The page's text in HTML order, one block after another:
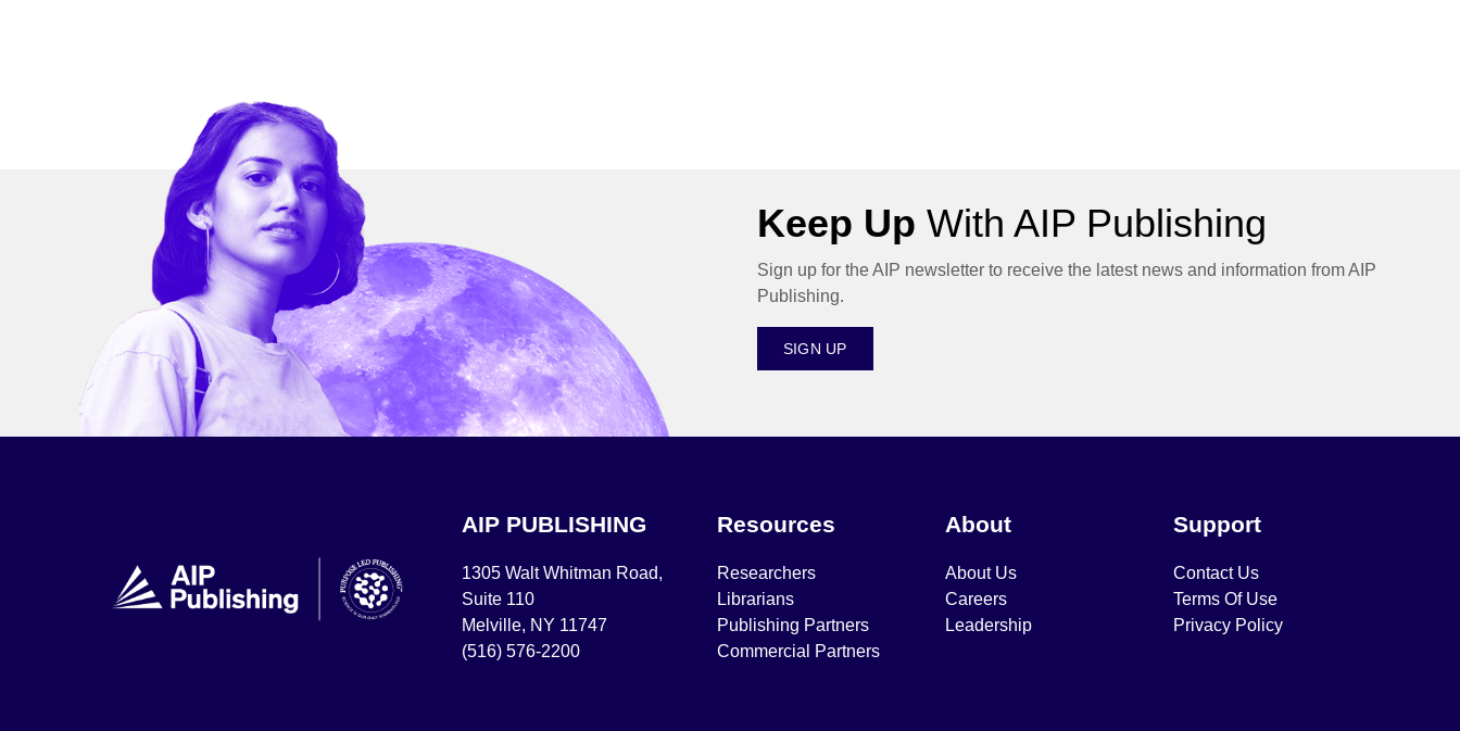
Keep Up With AIP Publishing
Sign up for the AIP newsletter to receive the latest news and information from AIP
Publishing.
SIGN UP
AIP PUBLISHING
1305 Walt Whitman Road,
Suite 110
Melville, NY 11747
(516) 576-2200
Resources
Researchers
Librarians
Publishing Partners
Commercial Partners
About
About Us
Careers
Leadership
Support
Contact Us
Terms Of Use
Privacy Policy